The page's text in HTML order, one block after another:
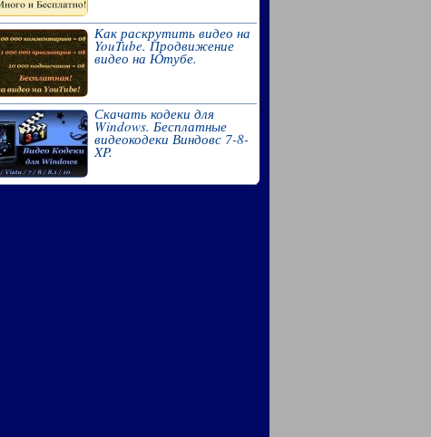
Как раскрутить видео на
YouTube. Продвижение
видео на Ютубе.
Скачать кодеки для
Windows. Бесплатные
видеокодеки Виндовс 7-8-
XP.